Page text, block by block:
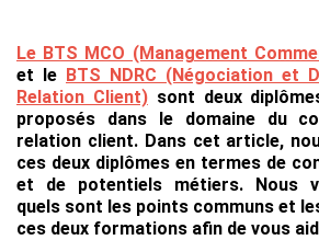
Le BTS MCO (Management
et le BTS NDRC (Négociation et
Relation Client)sont deux
proposés dans le domaine du
relation client. Dans cet article,
ces deux diplômes en termes de
et de potentiels métiers. Nous
quels sont les points communs et
ces deux formations afin de vous